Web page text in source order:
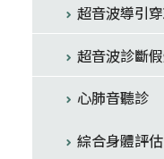
超音波導引
超音波診斷
心肺音聽診
綜合身體評估